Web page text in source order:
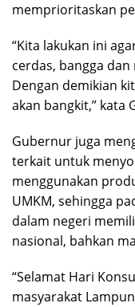
memprioritaskan
“Kita lakukan ini
cerdas, bangga
Dengan demikian
akan bangkit,” kata
Gubernur juga
terkait untuk
menggunakan
UMKM, sehingga
dalam negeri
nasional, bahkan
“Selamat Hari
masyarakat